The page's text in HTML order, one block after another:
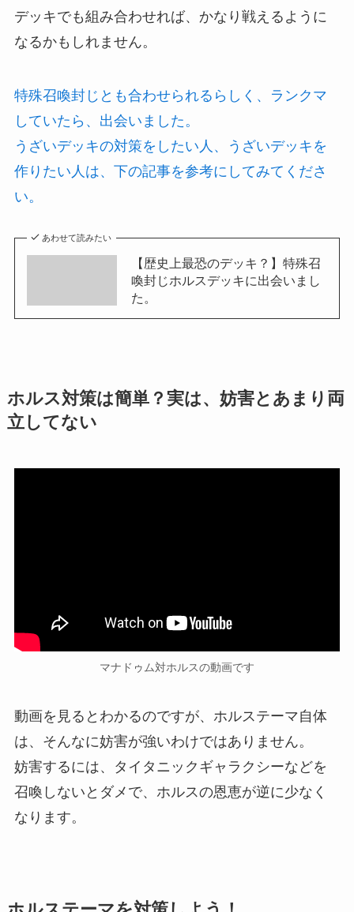
デッキでも組み合わせれば、かなり戦えるように
なるかもしれません。
特殊召喚封じとも合わせられるらしく、ランクマ
していたら、出会いました。
うざいデッキの対策をしたい人、うざいデッキを
作りたい人は、下の記事を参考にしてみてくださ
い。
あわせて読みたい
【歴史上最恐のデッキ？】特殊召
喚封じホルスデッキに出会いまし
た。
ホルス対策は簡単？実は、妨害とあまり両
立してない
マナドゥム対ホルスの動画です
動画を見るとわかるのですが、ホルステーマ自体
は、そんなに妨害が強いわけではありません。
妨害するには、タイタニックギャラクシーなどを
召喚しないとダメで、ホルスの恩恵が逆に少なく
なります。